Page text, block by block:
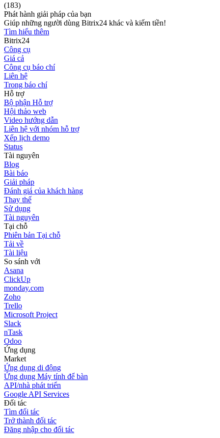
(183)
Phát hành giải pháp của bạn
Giúp những người dùng Bitrix24 khác và kiếm tiền!
Tìm hiểu thêm
Bitrix24
Công cụ
Giá cả
Công cụ báo chí
Liên hệ
Trong báo chí
Hỗ trợ
Bộ phận Hỗ trợ
Hội thảo web
Video hướng dẫn
Liên hệ với nhóm hỗ trợ
Xếp lịch demo
Status
Tài nguyên
Blog
Bài báo
Giải pháp
Đánh giá của khách hàng
Thay thế
Sử dụng
Tài nguyên
Tại chỗ
Phiên bản Tại chỗ
Tải về
Tài liệu
So sánh với
Asana
ClickUp
monday.com
Zoho
Trello
Microsoft Project
Slack
nTask
Odoo
Ứng dụng
Market
Ứng dụng di động
Ứng dụng Máy tính để bàn
API/nhà phát triển
Google API Services
Đối tác
Tìm đối tác
Trở thành đối tác
Đăng nhập cho đối tác